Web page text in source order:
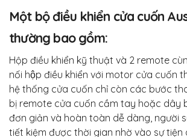
Một bộ điều khiển cửa cuốn
thường bao gồm:
Hộp điều khiển kỹ thuật và 2 remote
nối hộp điều khiển với motor cửa cuốn
hệ thống cửa cuốn chỉ còn các bước
bị remote cửa cuốn cầm tay hoặc dây
đơn giản và hoàn toàn dễ dàng, người
tiết kiệm được thời gian nhờ vào sự tiện